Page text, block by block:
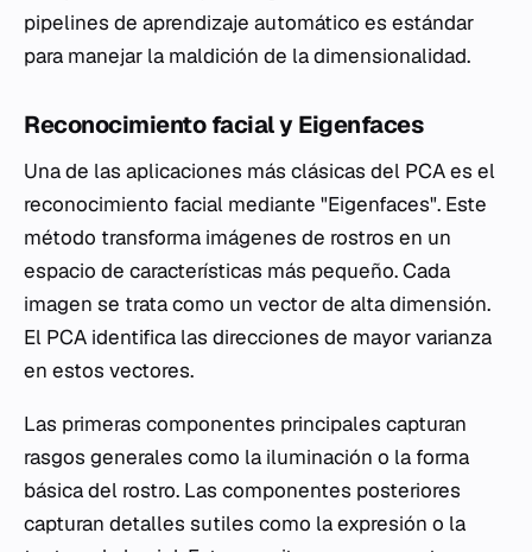
pipelines de aprendizaje automático es estándar
para manejar la maldición de la dimensionalidad.
Reconocimiento facial y Eigenfaces
Una de las aplicaciones más clásicas del PCA es el
reconocimiento facial mediante "Eigenfaces". Este
método transforma imágenes de rostros en un
espacio de características más pequeño. Cada
imagen se trata como un vector de alta dimensión.
El PCA identifica las direcciones de mayor varianza
en estos vectores.
Las primeras componentes principales capturan
rasgos generales como la iluminación o la forma
básica del rostro. Las componentes posteriores
capturan detalles sutiles como la expresión o la